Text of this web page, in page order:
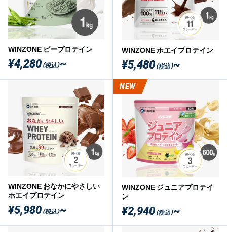
WINZONE ピープロテイン
¥4,280（税込）~
WINZONE ホエイプロテイン
¥5,480（税込）~
WINZONE おなかにやさしい
ホエイプロテイン
¥5,980（税込）~
NEW
WINZONE ジュニアプロテイ
ン
¥2,940（税込）~